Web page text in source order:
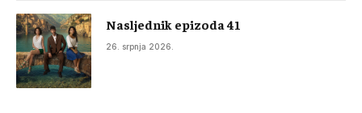
Nasljednik epizoda 41
26. srpnja 2026.